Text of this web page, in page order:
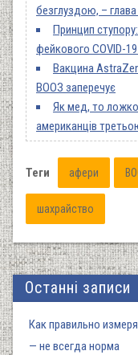
безглуздою, –
Принцип
фейкового COVID-
Вакцина
ВООЗ заперечує
Як мед, то
американців
Теги афери
шахрайство
Останні записи
Как правильно
— не всегда норма